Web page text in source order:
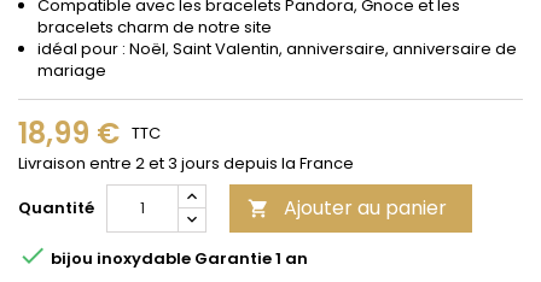
Compatible avec les bracelets Pandora, Gnoce et les
bracelets charm de notre site
idéal pour : Noël, Saint Valentin, anniversaire, anniversaire de
mariage
18,99 € TTC
Livraison entre 2 et 3 jours depuis la France
Quantité
 Ajouter au panier
 bijou inoxydable Garantie 1 an